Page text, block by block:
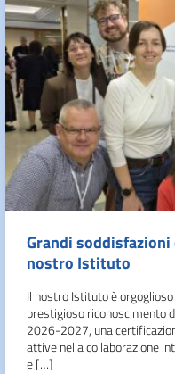
Grandi
nostro Istituto
Il nostro Istituto è
prestigioso riconoscimento
2026-2027, una
attive nella collaborazione
e […]